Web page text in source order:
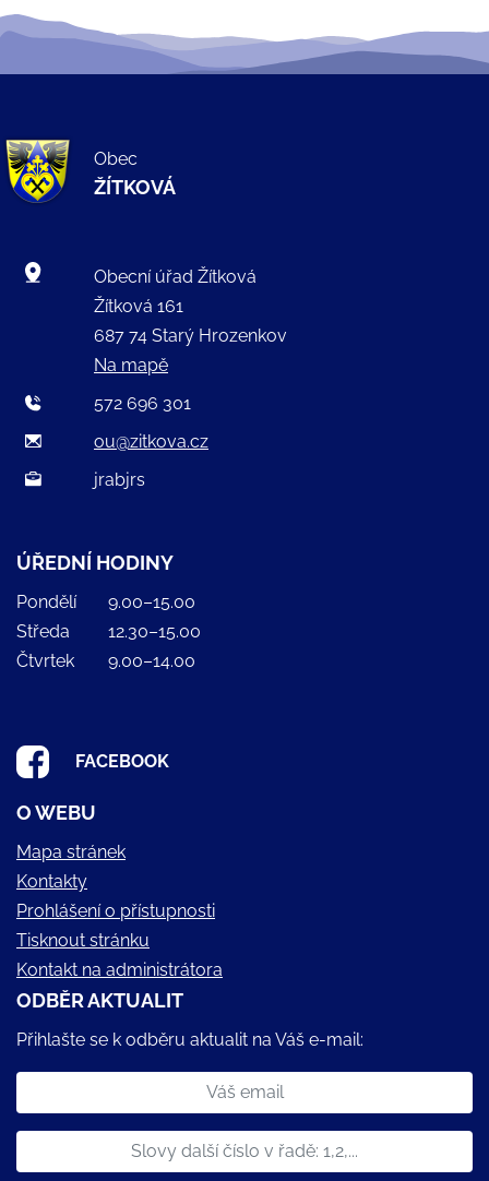
Obec
ŽÍTKOVÁ
Obecní úřad Žítková
Žítková 161
687 74 Starý Hrozenkov
Na mapě
572 696 301
ou@zitkova.cz
jrabjrs
ÚŘEDNÍ HODINY
Pondělí
9.00–15.00
Středa
12.30–15.00
Čtvrtek
9.00–14.00
FACEBOOK
O WEBU
Mapa stránek
Kontakty
Prohlášení o přístupnosti
Tisknout stránku
Kontakt na administrátora
ODBĚR AKTUALIT
Přihlašte se k odběru aktualit na Váš e-mail: